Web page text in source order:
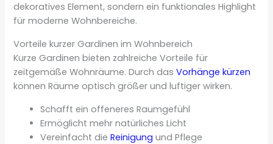
dekoratives Element, sondern ein funktionales Highlight
für moderne Wohnbereiche.
Vorteile kurzer Gardinen im Wohnbereich
Kurze Gardinen bieten zahlreiche Vorteile für
zeitgemäße Wohnräume. Durch dasVorhänge kürzen
können Räume optisch größer und luftiger wirken.
Schafft ein offeneres Raumgefühl
Ermöglicht mehr natürliches Licht
Vereinfacht dieReinigung und Pflege